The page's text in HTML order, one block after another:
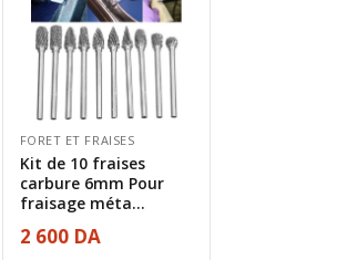
FORET ET FRAISES
Kit de 10 fraises
carbure 6mm Pour
fraisage méta...
2 600 DA